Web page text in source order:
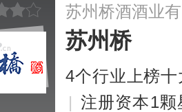
苏州桥酒酒业
苏州桥
4个行业上榜
| 注册资本1颗